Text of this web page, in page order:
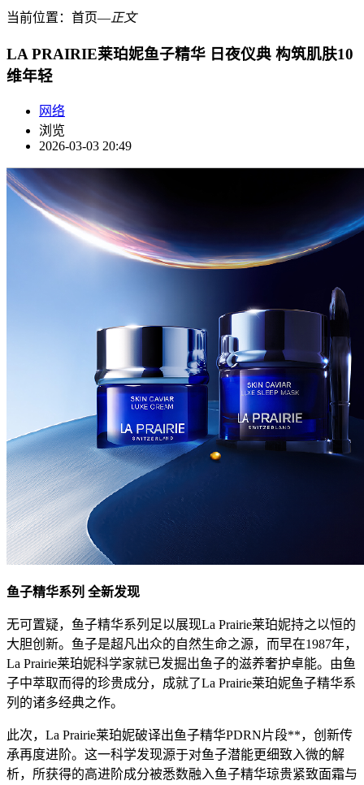
当前位置： 首页―正文
LA PRAIRIE莱珀妮鱼子精华 日夜仪典 构筑肌肤10
维年轻
网络
浏览
2026-03-03 20:49
鱼子精华系列 全新发现
无可置疑，鱼子精华系列足以展现La Prairie莱珀妮持之以恒的
大胆创新。鱼子是超凡出众的自然生命之源，而早在1987年，
La Prairie莱珀妮科学家就已发掘出鱼子的滋养奢护卓能。由鱼
子中萃取而得的珍贵成分，成就了La Prairie莱珀妮鱼子精华系
列的诸多经典之作。
此次，La Prairie莱珀妮破译出鱼子精华PDRN片段**，创新传
承再度进阶。这一科学发现源于对鱼子潜能更细致入微的解
析，所获得的高进阶成分被悉数融入鱼子精华琼贵紧致面霜与